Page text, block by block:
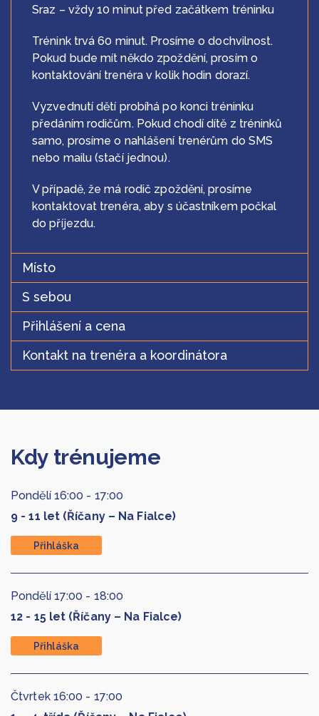
Čas
Sraz – vždy 10 minut před začátkem tréninku
Trénink trvá 60 minut. Prosíme o dochvilnost.
Pokud bude mít někdo zpoždění, prosím o
kontaktování trenéra v kolik hodin dorazí.
Vyzvednutí dětí probíhá po konci tréninku
předáním rodičům. Pokud chodí dítě z tréninků
samo, prosíme o nahlášení trenérům do SMS
nebo mailu (stačí jednou).
V případě, že má rodič zpoždění, prosíme
kontaktovat trenéra, aby s účastníkem počkal
do příjezdu.
Místo
S sebou
Přihlášení a cena
Kontakt na trenéra a koordinátora
Kdy trénujeme
Pondělí 16:00 - 17:00
9 - 11 let (Říčany – Na Fialce)
Přihláška
Pondělí 17:00 - 18:00
12 - 15 let (Říčany – Na Fialce)
Přihláška
Čtvrtek 16:00 - 17:00